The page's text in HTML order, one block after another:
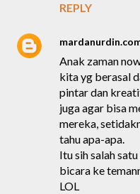
REPLY
Anak zaman
kita yg berasal
pintar dan
juga agar bisa
mereka,
tahu apa-apa.
Itu sih salah
bicara ke
LOL